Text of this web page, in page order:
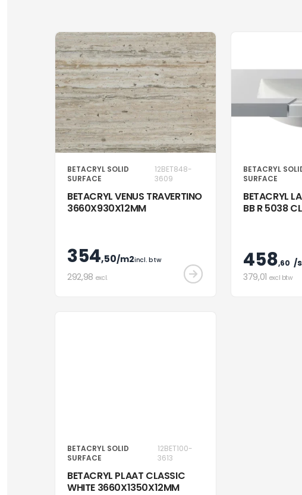
BETACRYL SOLID
SURFACE
12BET848-
3609
BETACRYL VENUS TRAVERTINO
3660X930X12MM
354,50/m2incl. btw
292,98 excl.
BETACRYL
SURFACE
BETACRYL
BB R 5038
458,60 /
379,01 excl btw
BETACRYL SOLID
SURFACE
12BET100-
3613
BETACRYL PLAAT CLASSIC
WHITE 3660X1350X12MM